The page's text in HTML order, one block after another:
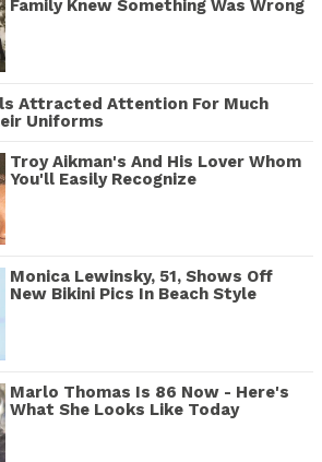
Family Knew Something Was Wrong
Attracted Attention For Much
Uniforms
Troy Aikman's And His Lover Whom
You'll Easily Recognize
Monica Lewinsky, 51, Shows Off
New Bikini Pics In Beach Style
Marlo Thomas Is 86 Now - Here's
What She Looks Like Today